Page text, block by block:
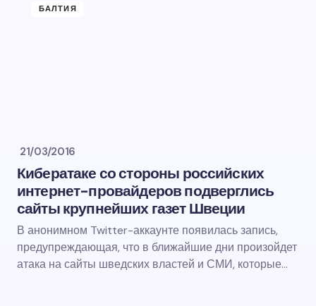
БАЛТИЯ
21/03/2016
Кибератаке со стороны российских
интернет-провайдеров подверглись
сайты крупнейших газет Швеции
В анонимном Twitter-аккаунте появилась запись,
предупреждающая, что в ближайшие дни произойдет
атака на сайты шведских властей и СМИ, которые…